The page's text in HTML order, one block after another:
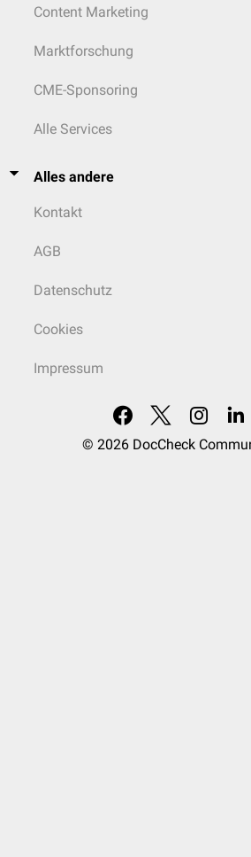
Content Marketing
Marktforschung
CME-Sponsoring
Alle Services
Alles andere
Kontakt
AGB
Datenschutz
Cookies
Impressum
© 2026 DocCheck